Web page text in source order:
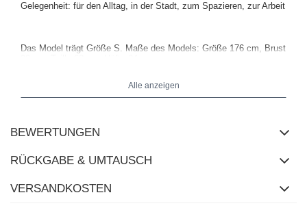
Gelegenheit: für den Alltag, in der Stadt, zum Spazieren, zur Arbeit
Das Model trägt Größe S. Maße des Models: Größe 176 cm, Brust
Maße der Jacke in Größe S flach gemessen: Breite unter den
Alle anzeigen
BEWERTUNGEN
RÜCKGABE & UMTAUSCH
VERSANDKOSTEN